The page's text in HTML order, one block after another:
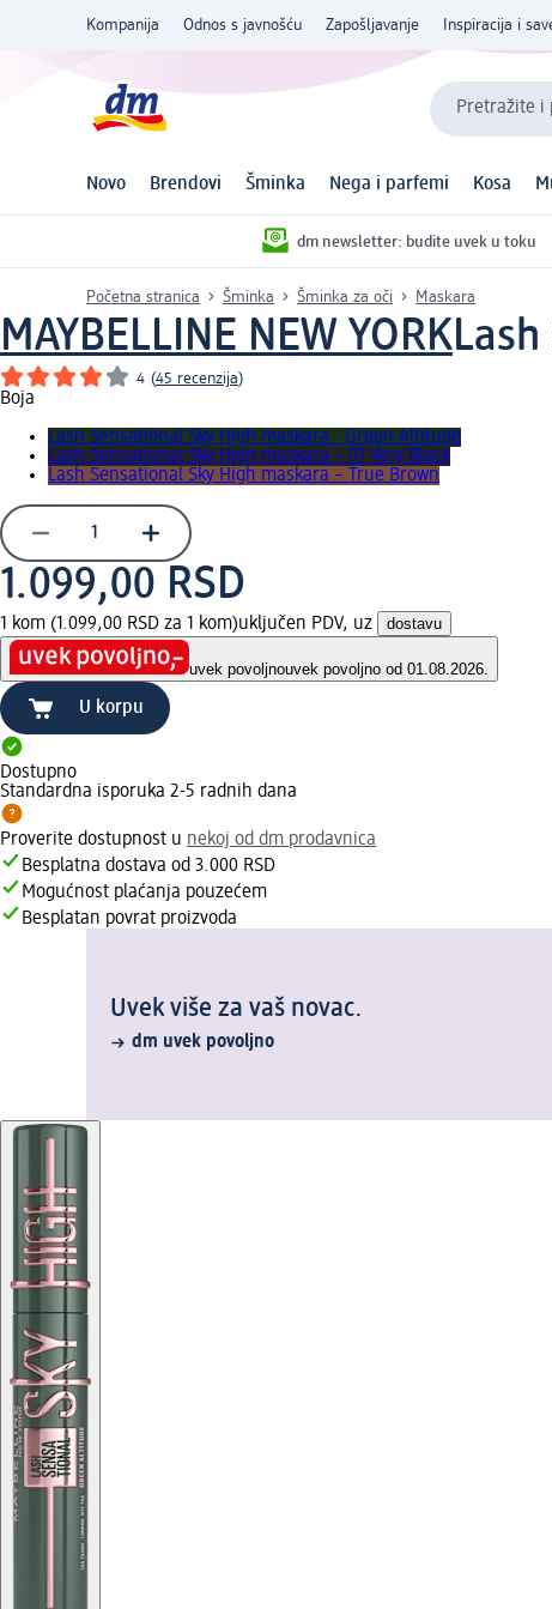
Kompanija Odnos s javnošću Zapošljavanje Inspiracija i
Pretražite i
Novo Brendovi Šminka Nega i parfemi Kosa
dm newsletter: budite uvek u toku
Početna stranica Šminka Šminka za oči Maskara
MAYBELLINE NEW YORK
4 (45 recenzija)
Boja
Lash Sensational Sky High maskara - Green Altitude
Lash Sensational Sky High maskara – 01 Very Black
Lash Sensational Sky High maskara – True Brown
1.099,00 RSD
1 kom (1.099,00 RSD za 1 kom)uključen PDV, uz dostavu
uvek povoljnouvek povoljno od 01.08.2026.
U korpu
Dostupno
Standardna isporuka 2-5 radnih dana
Proverite dostupnost u nekoj od dm prodavnica
Besplatna dostava od 3.000 RSD
Mogućnost plaćanja pouzećem
Besplatan povrat proizvoda
Uvek više za vaš novac.
dm uvek povoljno